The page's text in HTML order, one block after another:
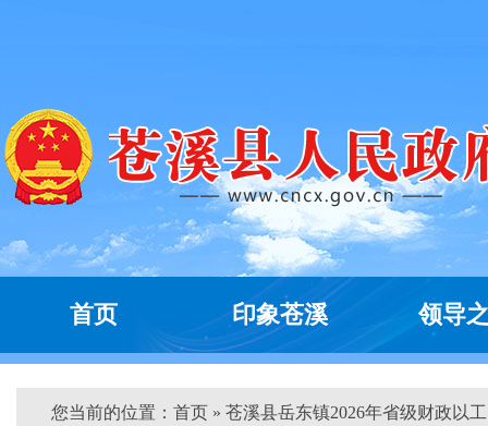
首页 印象苍溪 领导
您当前的位置： 首页 » 苍溪县岳东镇2026年省级财政以